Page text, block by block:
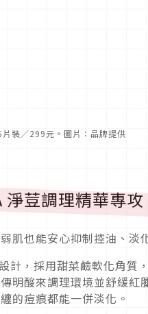
裝／299元。圖片：品牌提供
荳調理精華專
肌也能安心抑制控油、淡
計，採用甜菜鹼軟化角質
明酸來調理環境並舒緩紅
的痘痕都能一併淡化。